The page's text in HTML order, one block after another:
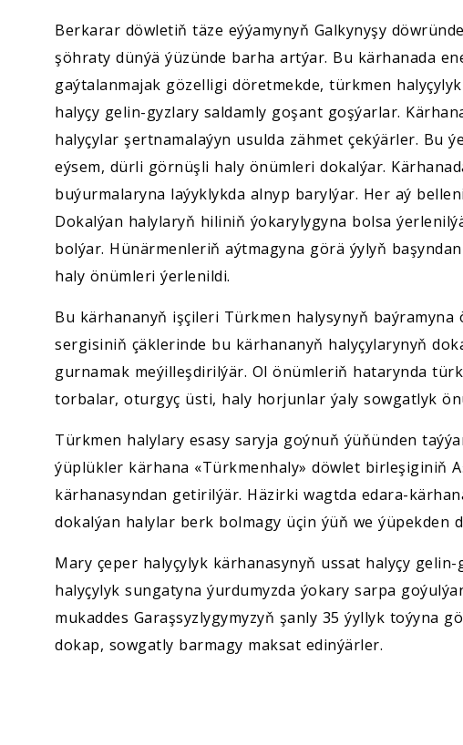
Berkarar döwletiň täze eýýamynyň Galkynyşy
şöhraty dünýä ýüzünde barha artýar. Bu kärhanada
gaýtalanmajak gözelligi döretmekde, türkmen
halyçy gelin-gyzlary saldamly goşant goşýarlar.
halyçylar şertnamalaýyn usulda zähmet çekýärler. Bu
eýsem, dürli görnüşli haly önümleri dokalýar.
buýurmalaryna laýyklykda alnyp barylýar. Her aý
Dokalýan halylaryň hiliniň ýokarylygyna bolsa
bolýar. Hünärmenleriň aýtmagyna görä ýylyň
haly önümleri ýerlenildi.
Bu kärhananyň işçileri Türkmen halysynyň
sergisiniň çäklerinde bu kärhananyň halyçylarynyň
gurnamak meýilleşdirilýär. Ol önümleriň hatarynda
torbalar, oturgyç üsti, haly horjunlar ýaly sowgatlyk
Türkmen halylary esasy saryja goýnuň ýüňünden
ýüplükler kärhana «Türkmenhaly» döwlet birleşiginiň
kärhanasyndan getirilýär. Häzirki wagtda edara-
dokalýan halylar berk bolmagy üçin ýüň we ýüpekden
Mary çeper halyçylyk kärhanasynyň ussat halyçy
halyçylyk sungatyna ýurdumyzda ýokary sarpa
mukaddes Garaşsyzlygymyzyň şanly 35 ýyllyk toýyna
dokap, sowgatly barmagy maksat edinýärler.